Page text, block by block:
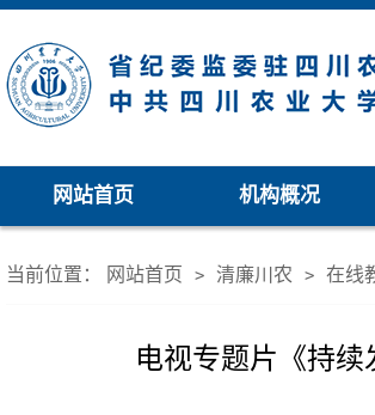
网站首页 机构概况
当前位置： 网站首页 > 清廉川农 > 在线
电视专题片《持